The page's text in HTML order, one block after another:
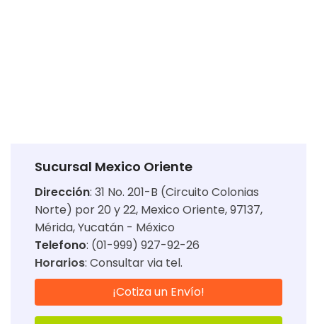
Sucursal Mexico Oriente
Dirección: 31 No. 201-B (Circuito Colonias
Norte) por 20 y 22, Mexico Oriente, 97137,
Mérida, Yucatán - México
Telefono: (01-999) 927-92-26
Horarios: Consultar via tel.
¡Cotiza un Envío!